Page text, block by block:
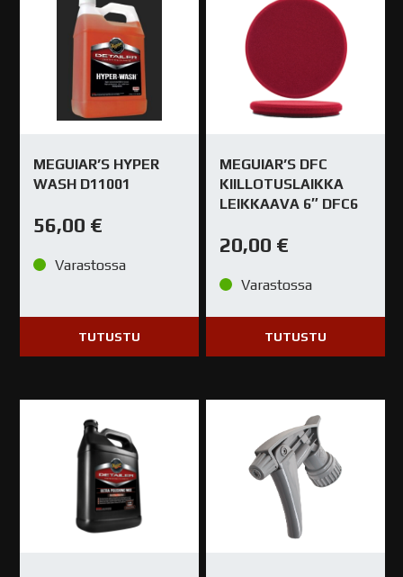
MEGUIAR’S HYPER
WASH D11001
56,00 €
Varastossa
TUTUSTU
MEGUIAR’S DFC
KIILLOTUSLAIKKA
LEIKKAAVA 6″ DFC6
20,00 €
Varastossa
TUTUSTU